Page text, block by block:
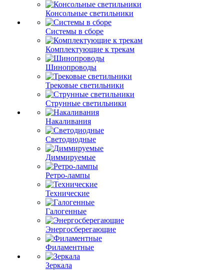
Консольные светильники
Системы в сборе
Комплектующие к трекам
Шинопроводы
Трековые светильники
Струнные светильники
Накаливания
Светодиодные
Диммируемые
Ретро-лампы
Технические
Галогенные
Энергосберегающие
Филаментные
Зеркала